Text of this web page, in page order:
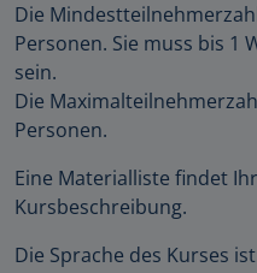
Die
Personen. Sie muss bis 1
sein.
Die
Personen.
Eine Materialliste findet
Kursbeschreibung.
Die Sprache des Kurses